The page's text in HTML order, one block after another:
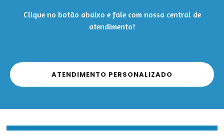
Clique no botão abaixo e fale com nossa central de
atendimento!
ATENDIMENTO PERSONALIZADO